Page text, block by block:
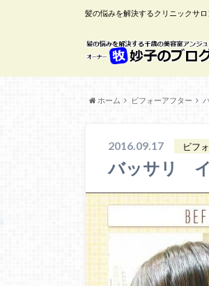
髪の悩みを解決するクリニックサロ
ホーム ビフォーアフター
2016.09.17 ビフ
バッサリ イ